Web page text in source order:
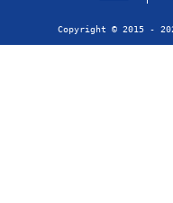
Copyright © 2015 -